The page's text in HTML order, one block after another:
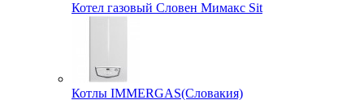
Котел газовый Словен Мимакс Sit
Котлы IMMERGAS(Словакия)